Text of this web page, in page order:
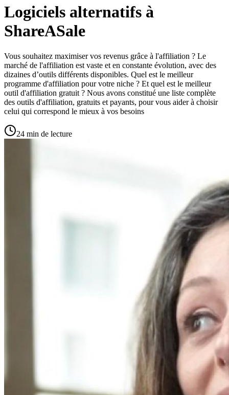
Logiciels alternatifs à
ShareASale
Vous souhaitez maximiser vos revenus grâce à l'affiliation ? Le
marché de l'affiliation est vaste et en constante évolution, avec des
dizaines d’outils différents disponibles. Quel est le meilleur
programme d'affiliation pour votre niche ? Et quel est le meilleur
outil d'affiliation gratuit ? Nous avons constitué une liste complète
des outils d'affiliation, gratuits et payants, pour vous aider à choisir
celui qui correspond le mieux à vos besoins
24 min de lecture